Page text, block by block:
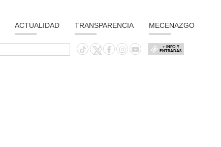
ACTUALIDAD TRANSPARENCIA MECENAZGO
+ INFO Y
ENTRADAS